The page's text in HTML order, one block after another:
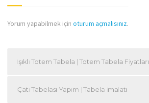
Yorum yapabilmek için oturum açmalısınız.
Işıklı Totem Tabela | Totem Tabela Fiyatları
Çatı Tabelası Yapım | Tabela imalatı